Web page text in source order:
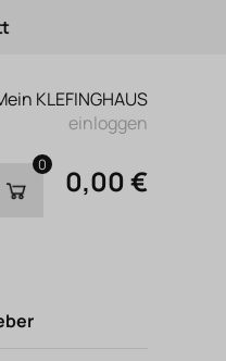
KLEFINGHAUS
einloggen
0 0,00 €